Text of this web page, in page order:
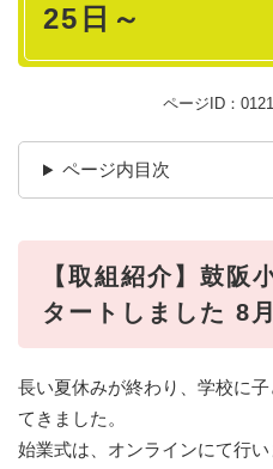
25日～
ページID：
ページ内目次
【取組紹介】鼓阪
タートしました 8
長い夏休みが終わり、学校に
てきました。
始業式は、オンラインにて行い